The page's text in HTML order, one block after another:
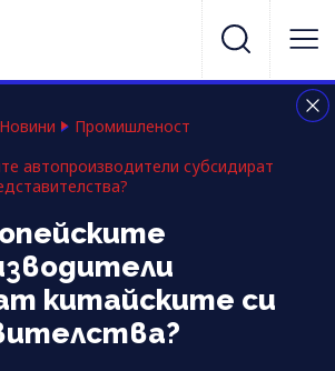
Промишленост
автопроизводители субсидират
китайските си